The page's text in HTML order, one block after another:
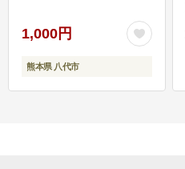
1,000円
熊本県 八代市